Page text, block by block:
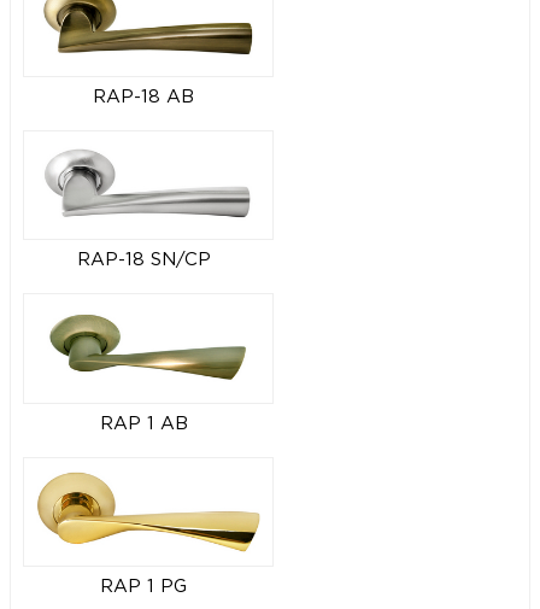
RAP-18 AB
RAP-18 SN/CP
RAP 1 AB
RAP 1 PG